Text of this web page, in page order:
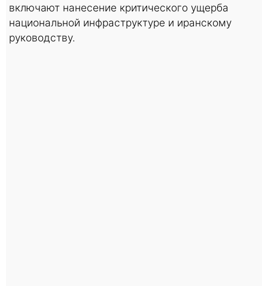
включают нанесение критического ущерба
национальной инфраструктуре и иранскому
руководству.